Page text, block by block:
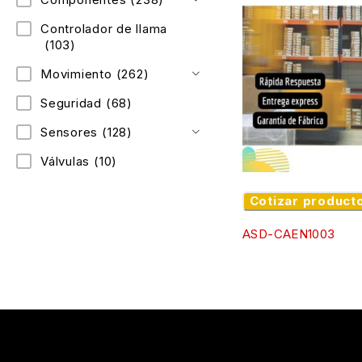
Controlador de llama
(103)
Movimiento (262)
Seguridad (68)
Sensores (128)
Válvulas (10)
Cotizar
ASD-CAEN1003